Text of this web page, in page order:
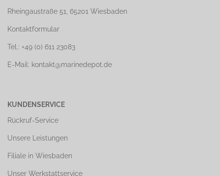
Rheingaustraße 51, 65201 Wiesbaden
Kontaktformular
Tel.: +49 (0) 611 23083
E-Mail: kontakt@marinedepot.de
KUNDENSERVICE
Rückruf-Service
Unsere Leistungen
Filiale in Wiesbaden
Unser Werkstattservice